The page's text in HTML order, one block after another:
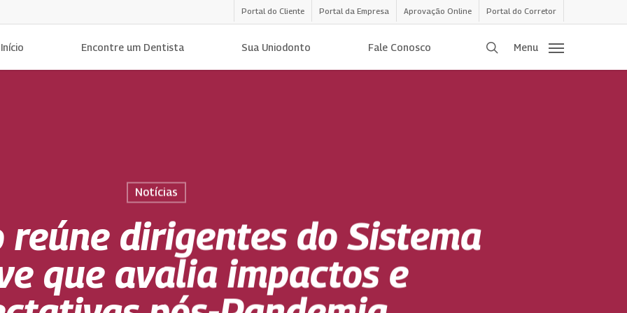
Portal do Cliente Portal da Empresa Aprovação Online Portal do Corretor
Início Encontre um Dentista Sua Uniodonto Fale Conosco procurar
Menu
Notícias
reúne dirigentes do Sistema
que avalia impactos e